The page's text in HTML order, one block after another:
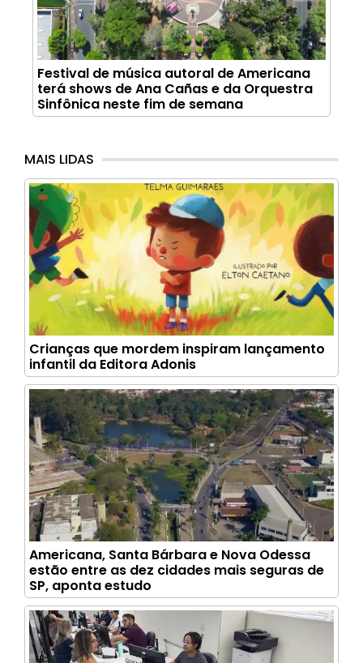
Festival de música autoral de Americana
terá shows de Ana Cañas e da Orquestra
Sinfônica neste fim de semana
MAIS LIDAS
Crianças que mordem inspiram lançamento
infantil da Editora Adonis
Americana, Santa Bárbara e Nova Odessa
estão entre as dez cidades mais seguras de
SP, aponta estudo